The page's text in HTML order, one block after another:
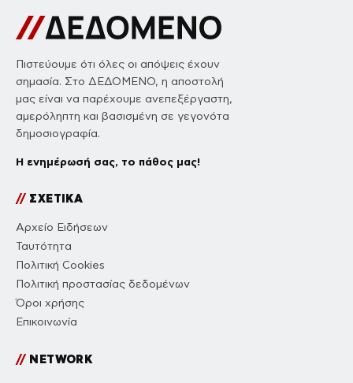
Πιστεύουμε ότι όλες οι απόψεις έχουν
σημασία. Στο ΔΕΔΟΜΕΝΟ, η αποστολή
μας είναι να παρέχουμε ανεπεξέργαστη,
αμερόληπτη και βασισμένη σε γεγονότα
δημοσιογραφία.
Η ενημέρωσή σας, το πάθος μας!
//ΣΧΕΤΙΚΑ
Αρχείο Ειδήσεων
Ταυτότητα
Πολιτική Cookies
Πολιτική προστασίας δεδομένων
Όροι χρήσης
Επικοινωνία
//NETWORK